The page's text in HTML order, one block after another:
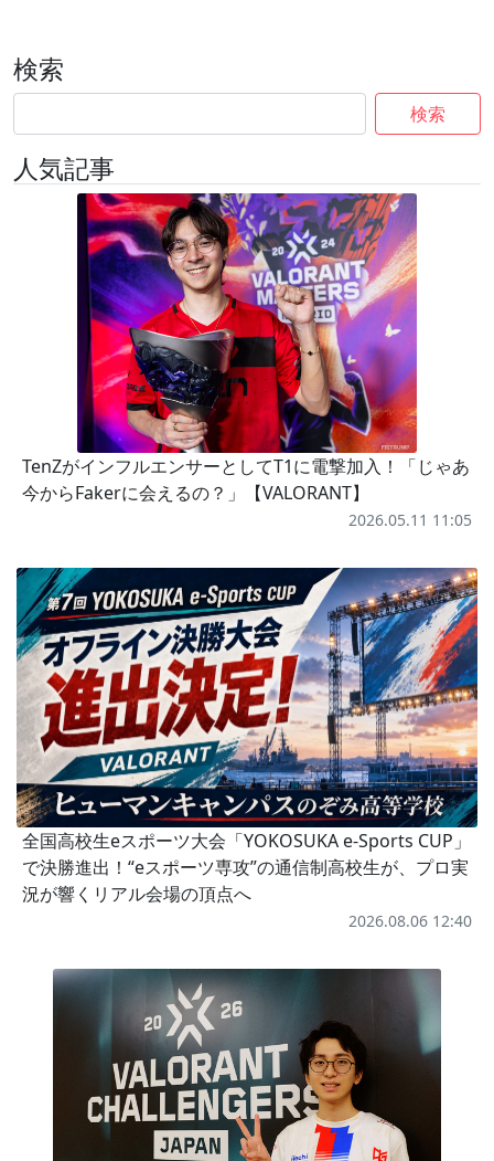
検索
検索
人気記事
TenZがインフルエンサーとしてT1に電撃加入！「じゃあ
今からFakerに会えるの？」【VALORANT】
2026.05.11 11:05
全国高校生eスポーツ大会「YOKOSUKA e-Sports CUP」
で決勝進出！“eスポーツ専攻”の通信制高校生が、プロ実
況が響くリアル会場の頂点へ
2026.08.06 12:40